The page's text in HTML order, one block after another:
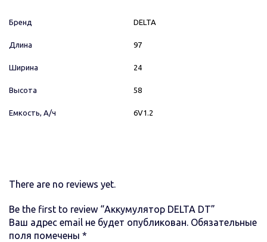
Бренд DELTA
Длина 97
Ширина 24
Высота 58
Емкость, А/ч 6V1.2
There are no reviews yet.
Be the first to review “Аккумулятор DELTA DT”
Ваш адрес email не будет опубликован. Обязательные
поля помечены *